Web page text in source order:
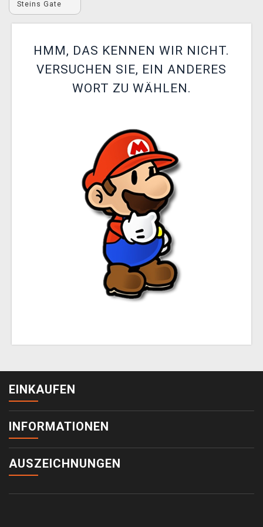
XZONE CLUB
Steins Gate
HMM, DAS KENNEN WIR NICHT.
VERSUCHEN SIE, EIN ANDERES
WORT ZU WÄHLEN.
EINKAUFEN
INFORMATIONEN
AUSZEICHNUNGEN